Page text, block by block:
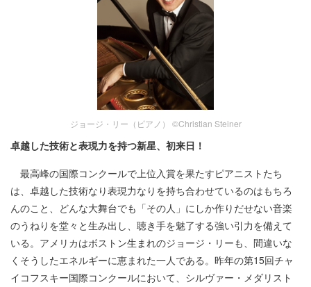
ジョージ・リー（ピアノ） ©Christian Steiner
卓越した技術と表現力を持つ新星、初来日！
最高峰の国際コンクールで上位入賞を果たすピアニストたち
は、卓越した技術なり表現力なりを持ち合わせているのはもちろ
んのこと、どんな大舞台でも「その人」にしか作りだせない音楽
のうねりを堂々と生み出し、聴き手を魅了する強い引力を備えて
いる。アメリカはボストン生まれのジョージ・リーも、間違いな
くそうしたエネルギーに恵まれた一人である。昨年の第15回チャ
イコフスキー国際コンクールにおいて、シルヴァー・メダリスト